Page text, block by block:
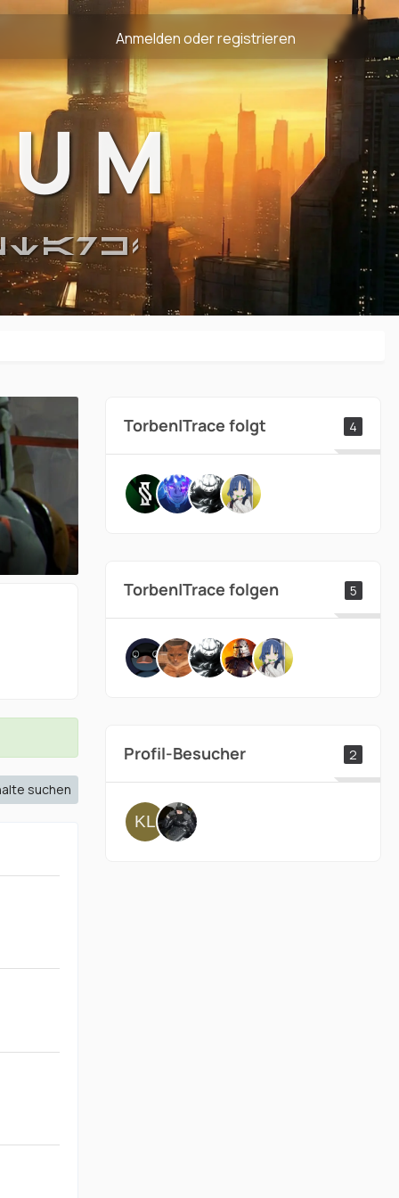
Anmelden oder registrieren
suchen
Torben|Trace folgt 4
Torben|Trace folgen 5
Profil-Besucher 2